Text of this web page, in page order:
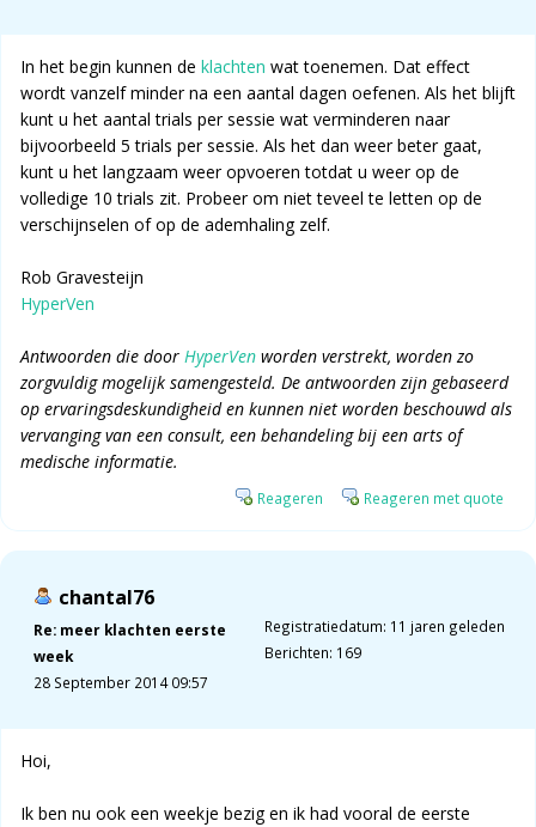
In het begin kunnen de klachten wat toenemen. Dat effect
wordt vanzelf minder na een aantal dagen oefenen. Als het blijft
kunt u het aantal trials per sessie wat verminderen naar
bijvoorbeeld 5 trials per sessie. Als het dan weer beter gaat,
kunt u het langzaam weer opvoeren totdat u weer op de
volledige 10 trials zit. Probeer om niet teveel te letten op de
verschijnselen of op de ademhaling zelf.
Rob Gravesteijn
HyperVen
Antwoorden die door HyperVen worden verstrekt, worden zo
zorgvuldig mogelijk samengesteld. De antwoorden zijn gebaseerd
op ervaringsdeskundigheid en kunnen niet worden beschouwd als
vervanging van een consult, een behandeling bij een arts of
medische informatie.
Reageren Reageren met quote
chantal76
Re: meer klachten eerste
week
28 September 2014 09:57
Registratiedatum: 11 jaren geleden
Berichten: 169
Hoi,
Ik ben nu ook een weekje bezig en ik had vooral de eerste